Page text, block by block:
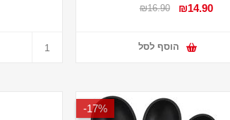
₪14.90
₪16.90
הוסף לסל
17%-